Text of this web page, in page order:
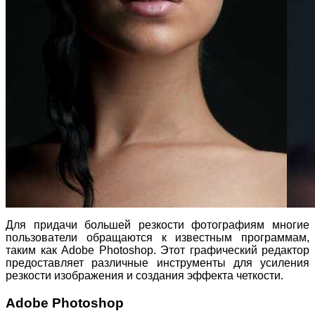
Для придачи большей резкости фотографиям многие
пользователи обращаются к известным программам,
таким как Adobe Photoshop. Этот графический редактор
предоставляет различные инструменты для усиления
резкости изображения и создания эффекта четкости.
Adobe Photoshop